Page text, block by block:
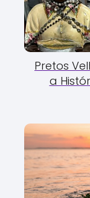
Pretos
a